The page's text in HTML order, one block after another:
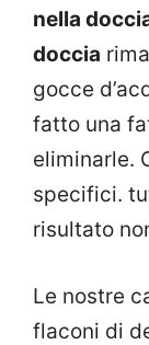
nella
doccia
gocce
fatto una
eliminarle.
specifici.
risultato
Le nostre
flaconi di